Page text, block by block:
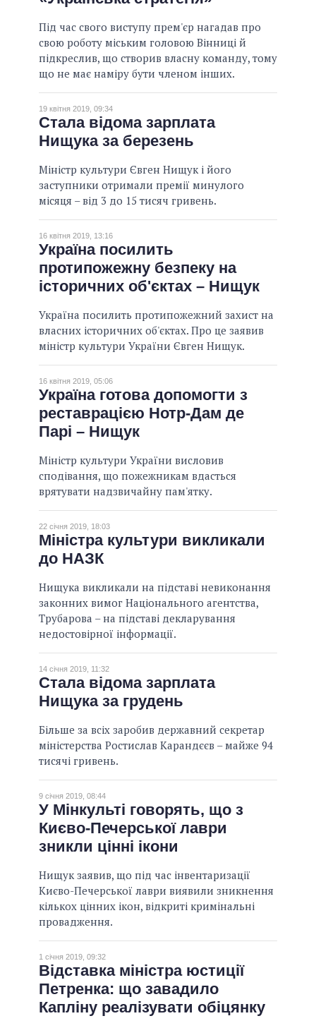
АРХІВНІ ОБІЦЯНКИ
Під час свого виступу прем'єр нагадав про
свою роботу міським головою Вінниці й
підкреслив, що створив власну команду, тому
що не має наміру бути членом інших.
19 квітня 2019, 09:34
Стала відома зарплата
Нищука за березень
Міністр культури Євген Нищук і його
заступники отримали премії минулого
місяця – від 3 до 15 тисяч гривень.
16 квітня 2019, 13:16
Україна посилить
протипожежну безпеку на
історичних об'єктах – Нищук
Україна посилить протипожежний захист на
власних історичних об'єктах. Про це заявив
міністр культури України Євген Нищук.
16 квітня 2019, 05:06
Україна готова допомогти з
реставрацією Нотр-Дам де
Парі – Нищук
Міністр культури України висловив
сподівання, що пожежникам вдасться
врятувати надзвичайну пам'ятку.
22 січня 2019, 18:03
Міністра культури викликали
до НАЗК
Нищука викликали на підставі невиконання
законних вимог Національного агентства,
Трубарова – на підставі декларування
недостовірної інформації.
14 січня 2019, 11:32
Стала відома зарплата
Нищука за грудень
Більше за всіх заробив державний секретар
міністерства Ростислав Карандєєв – майже 94
тисячі гривень.
9 січня 2019, 08:44
У Мінкульті говорять, що з
Києво-Печерської лаври
зникли цінні ікони
Нищук заявив, що під час інвентаризації
Києво-Печерської лаври виявили зникнення
кількох цінних ікон, відкриті кримінальні
провадження.
1 січня 2019, 09:32
Відставка міністра юстиції
Петренка: що завадило
Капліну реалізувати обіцянку